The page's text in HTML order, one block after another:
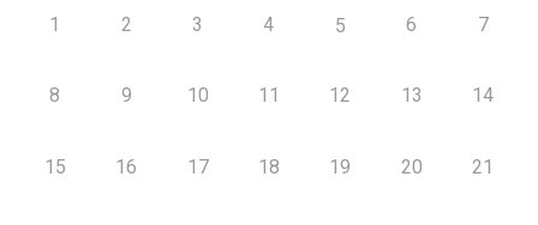
1 2 3 4 5 6 7
8 9 10 11 12 13 14
15 16 17 18 19 20 21